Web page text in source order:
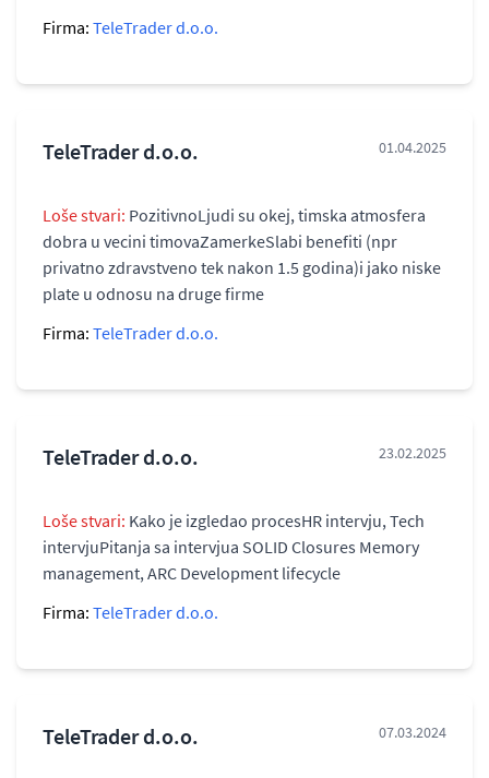
Firma: TeleTrader d.o.o.
TeleTrader d.o.o. 01.04.2025
Loše stvari: PozitivnoLjudi su okej, timska atmosfera
dobra u vecini timovaZamerkeSlabi benefiti (npr
privatno zdravstveno tek nakon 1.5 godina)i jako niske
plate u odnosu na druge firme
Firma: TeleTrader d.o.o.
TeleTrader d.o.o. 23.02.2025
Loše stvari: Kako je izgledao procesHR intervju, Tech
intervjuPitanja sa intervjua SOLID Closures Memory
management, ARC Development lifecycle
Firma: TeleTrader d.o.o.
TeleTrader d.o.o. 07.03.2024